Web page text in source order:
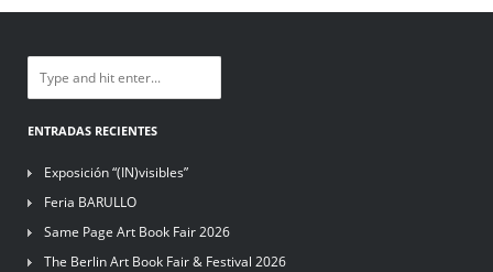
ENTRADAS RECIENTES
Exposición “(IN)visibles”
Feria BARULLO
Same Page Art Book Fair 2026
The Berlin Art Book Fair & Festival 2026